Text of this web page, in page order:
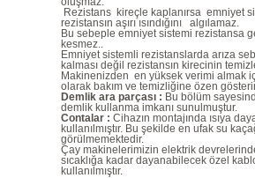
Rezistans kireçle kaplanırsa emniyet
rezistansın aşırı ısındığını algılamaz.
Bu sebeple emniyet sistemi rezistansa
kesmez..
Emniyet sistemli rezistanslarda arıza
kalması değil rezistansın kirecinin
Makinenizden en yüksek verimi almak
olarak bakım ve temizliğine özen
Demlik ara parçası : Bu bölüm
demlik kullanma imkanı sunulmuştur.
Contalar : Cihazın montajında ısıya
kullanılmıştır. Bu şekilde en ufak su
görülmemektedir.
Çay makinelerimizin elektrik
sıcaklığa kadar dayanabilecek özel
kullanılmıştır.